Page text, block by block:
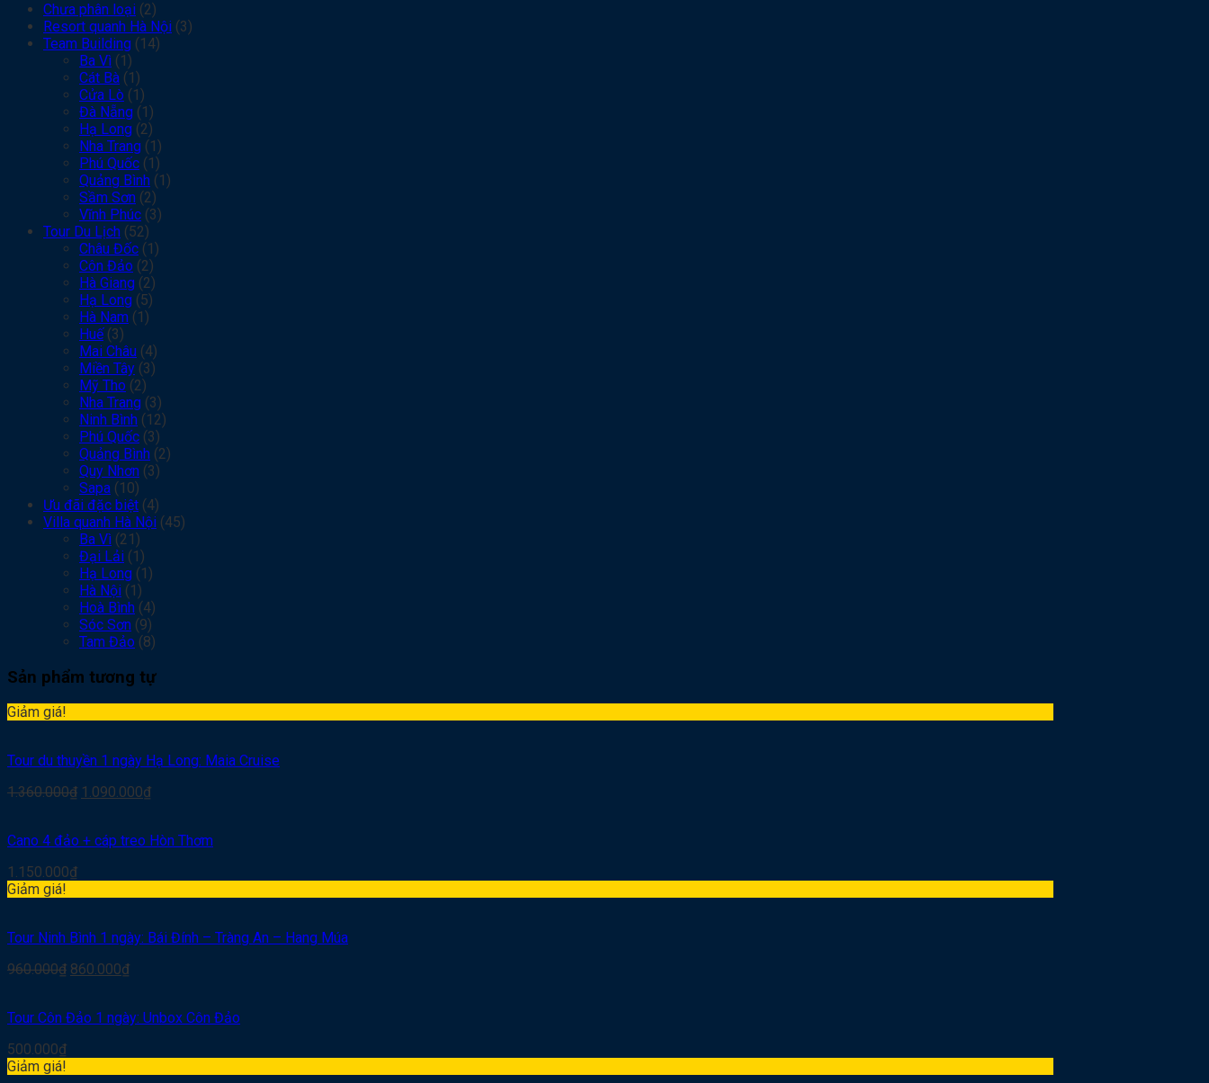
Chưa phân loại (2)
Resort quanh Hà Nội (3)
Team Building (14)
Ba Vì (1)
Cát Bà (1)
Cửa Lò (1)
Đà Nẵng (1)
Hạ Long (2)
Nha Trang (1)
Phú Quốc (1)
Quảng Bình (1)
Sầm Sơn (2)
Vĩnh Phúc (3)
Tour Du Lịch (52)
Châu Đốc (1)
Côn Đảo (2)
Hà Giang (2)
Hạ Long (5)
Hà Nam (1)
Huế (3)
Mai Châu (4)
Miền Tây (3)
Mỹ Tho (2)
Nha Trang (3)
Ninh Bình (12)
Phú Quốc (3)
Quảng Bình (2)
Quy Nhơn (3)
Sapa (10)
Ưu đãi đặc biệt (4)
Villa quanh Hà Nội (45)
Ba Vì (21)
Đại Lải (1)
Hạ Long (1)
Hà Nội (1)
Hoà Bình (4)
Sóc Sơn (9)
Tam Đảo (8)
Sản phẩm tương tự
Giảm giá!
Tour du thuyền 1 ngày Hạ Long: Maia Cruise
1.360.000₫ 1.090.000₫
Cano 4 đảo + cáp treo Hòn Thơm
1.150.000₫
Giảm giá!
Tour Ninh Bình 1 ngày: Bái Đính – Tràng An – Hang Múa
960.000₫ 860.000₫
Tour Côn Đảo 1 ngày: Unbox Côn Đảo
500.000₫
Giảm giá!